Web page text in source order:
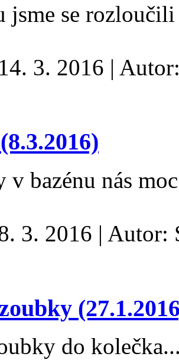
jsme se
14. 3. 2016 |
v bazénu nás
3. 2016 | Autor:
do